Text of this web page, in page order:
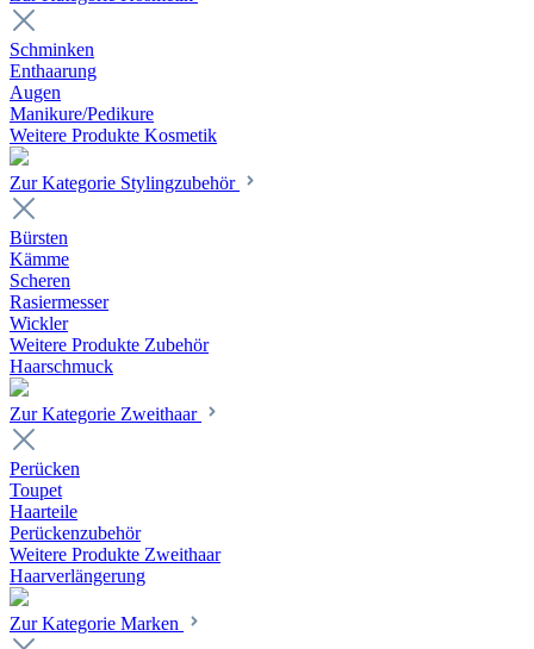
Schminken
Enthaarung
Augen
Manikure/Pedikure
Weitere Produkte Kosmetik
Zur Kategorie Stylingzubehör
Bürsten
Kämme
Scheren
Rasiermesser
Wickler
Weitere Produkte Zubehör
Haarschmuck
Zur Kategorie Zweithaar
Perücken
Toupet
Haarteile
Perückenzubehör
Weitere Produkte Zweithaar
Haarverlängerung
Zur Kategorie Marken